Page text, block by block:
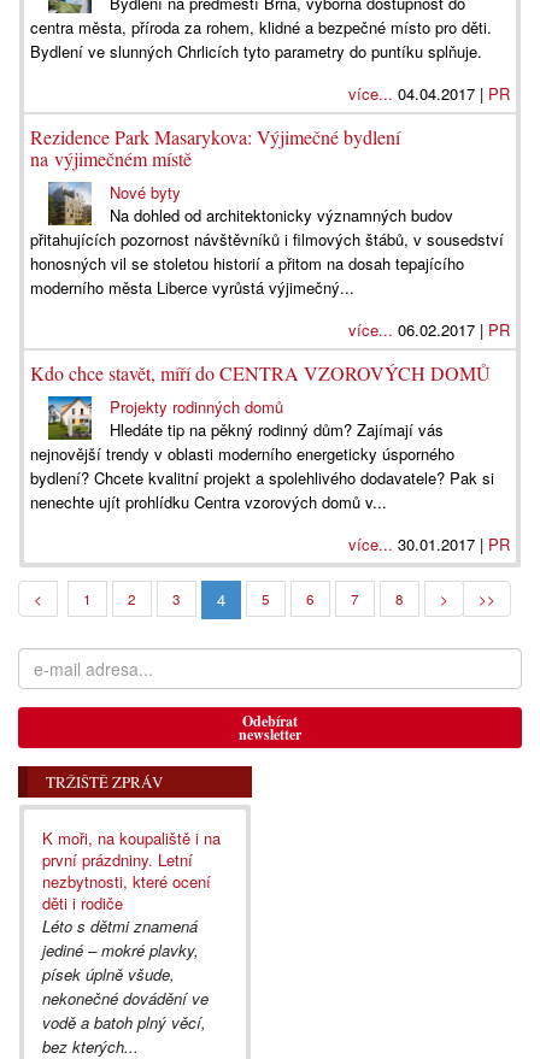
centra města, příroda za rohem, klidné a bezpečné místo pro děti.
Bydlení ve slunných Chrlicích tyto parametry do puntíku splňuje.
více... 04.04.2017 | PR
Rezidence Park Masarykova: Výjimečné bydlení
na výjimečném místě
Nové byty
Na dohled od architektonicky významných budov
přitahujících pozornost návštěvníků i filmových štábů, v sousedství
honosných vil se stoletou historií a přitom na dosah tepajícího
moderního města Liberce vyrůstá výjimečný...
více... 06.02.2017 | PR
Kdo chce stavět, míří do CENTRA VZOROVÝCH DOMŮ
Projekty rodinných domů
Hledáte tip na pěkný rodinný dům? Zajímají vás
nejnovější trendy v oblasti moderního energeticky úsporného
bydlení? Chcete kvalitní projekt a spolehlivého dodavatele? Pak si
nenechte ujít prohlídku Centra vzorových domů v...
více... 30.01.2017 | PR
< 1 2 3 4 5 6 7 8 > >>
Odebírat
newsletter
TRŽIŠTĚ ZPRÁV
K moři, na koupaliště i na
první prázdniny. Letní
nezbytnosti, které ocení
děti i rodiče
Léto s dětmi znamená
jediné – mokré plavky,
písek úplně všude,
nekonečné dovádění ve
vodě a batoh plný věcí,
bez kterých...